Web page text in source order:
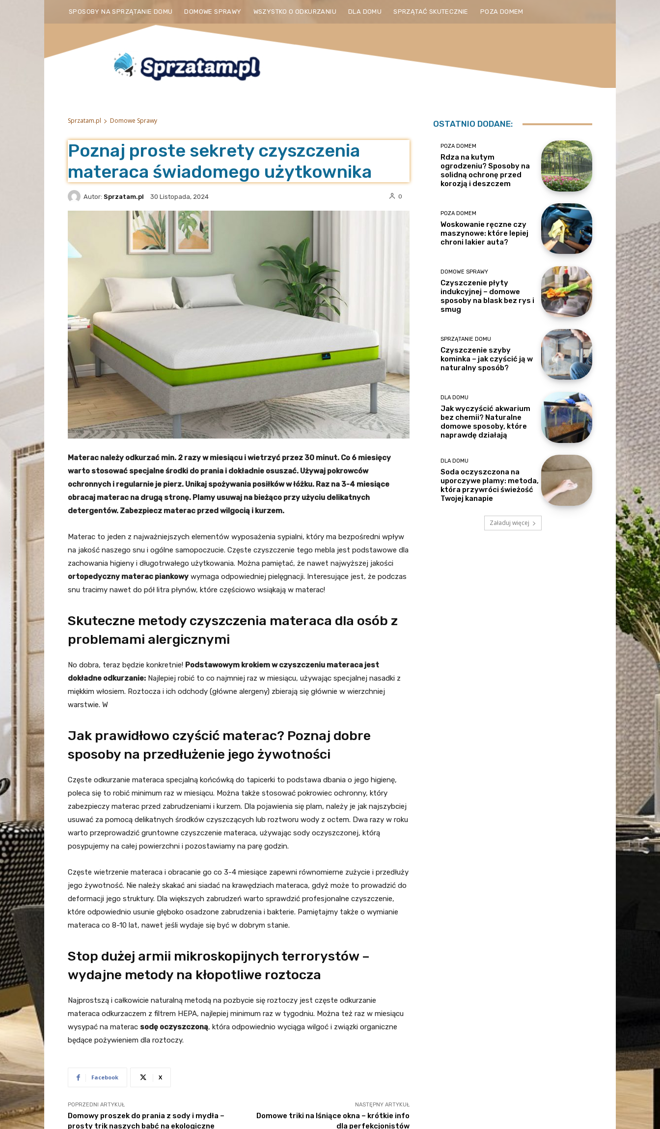
SPOSOBY NA SPRZĄTANIE DOMU DOMOWE SPRAWY WSZYSTKO O ODKURZANIU DLA DOMU SPRZĄTAĆ SKUTECZNIE POZA DOMEM
Sprzatam.pl Domowe Sprawy
Poznaj proste sekrety czyszczenia
materaca świadomego użytkownika
Autor: Sprzatam.pl 30 Listopada, 2024 0
Materac należy odkurzać min. 2 razy w miesiącu i wietrzyć przez 30 minut. Co 6 miesięcy
warto stosować specjalne środki do prania i dokładnie osuszać. Używaj pokrowców
ochronnych i regularnie je pierz. Unikaj spożywania posiłków w łóżku. Raz na 3-4 miesiące
obracaj materac na drugą stronę. Plamy usuwaj na bieżąco przy użyciu delikatnych
detergentów. Zabezpiecz materac przed wilgocią i kurzem.
Materac to jeden z najważniejszych elementów wyposażenia sypialni, który ma bezpośredni wpływ
na jakość naszego snu i ogólne samopoczucie. Częste czyszczenie tego mebla jest podstawowe dla
zachowania higieny i długotrwałego użytkowania. Można pamiętać, że nawet najwyższej jakości
ortopedyczny materac piankowy wymaga odpowiedniej pielęgnacji. Interesujące jest, że podczas
snu tracimy nawet do pół litra płynów, które częściowo wsiąkają w materac!
Skuteczne metody czyszczenia materaca dla osób z
problemami alergicznymi
No dobra, teraz będzie konkretnie! Podstawowym krokiem w czyszczeniu materaca jest
dokładne odkurzanie: Najlepiej robić to co najmniej raz w miesiącu, używając specjalnej nasadki z
miękkim włosiem. Roztocza i ich odchody (główne alergeny) zbierają się głównie w wierzchniej
warstwie. W
Jak prawidłowo czyścić materac? Poznaj dobre
sposoby na przedłużenie jego żywotności
Częste odkurzanie materaca specjalną końcówką do tapicerki to podstawa dbania o jego higienę,
poleca się to robić minimum raz w miesiącu. Można także stosować pokrowiec ochronny, który
zabezpieczy materac przed zabrudzeniami i kurzem. Dla pojawienia się plam, należy je jak najszybciej
usuwać za pomocą delikatnych środków czyszczących lub roztworu wody z octem. Dwa razy w roku
warto przeprowadzić gruntowne czyszczenie materaca, używając sody oczyszczonej, którą
posypujemy na całej powierzchni i pozostawiamy na parę godzin.
Częste wietrzenie materaca i obracanie go co 3-4 miesiące zapewni równomierne zużycie i przedłuży
jego żywotność. Nie należy skakać ani siadać na krawędziach materaca, gdyż może to prowadzić do
deformacji jego struktury. Dla większych zabrudzeń warto sprawdzić profesjonalne czyszczenie,
które odpowiednio usunie głęboko osadzone zabrudzenia i bakterie. Pamiętajmy także o wymianie
materaca co 8-10 lat, nawet jeśli wydaje się być w dobrym stanie.
Stop dużej armii mikroskopijnych terrorystów –
wydajne metody na kłopotliwe roztocza
Najprostszą i całkowicie naturalną metodą na pozbycie się roztoczy jest częste odkurzanie
materaca odkurzaczem z filtrem HEPA, najlepiej minimum raz w tygodniu. Można też raz w miesiącu
wysypać na materac sodę oczyszczoną, która odpowiednio wyciąga wilgoć i związki organiczne
będące pożywieniem dla roztoczy.
Facebook X
POPRZEDNI ARTYKUŁ
Domowy proszek do prania z sody i mydła –
prosty trik naszych babć na ekologiczne
NASTĘPNY ARTYKUŁ
Domowe triki na lśniące okna – krótkie info
dla perfekcjonistów
OSTATNIO DODANE:
POZA DOMEM
Rdza na kutym
ogrodzeniu? Sposoby na
solidną ochronę przed
korozją i deszczem
POZA DOMEM
Woskowanie ręczne czy
maszynowe: które lepiej
chroni lakier auta?
DOMOWE SPRAWY
Czyszczenie płyty
indukcyjnej – domowe
sposoby na blask bez rys i
smug
SPRZĄTANIE DOMU
Czyszczenie szyby
kominka – jak czyścić ją w
naturalny sposób?
DLA DOMU
Jak wyczyścić akwarium
bez chemii? Naturalne
domowe sposoby, które
naprawdę działają
DLA DOMU
Soda oczyszczona na
uporczywe plamy: metoda,
która przywróci świeżość
Twojej kanapie
Załaduj więcej